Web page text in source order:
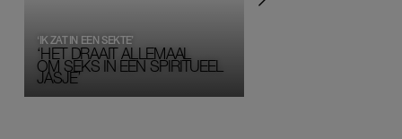
‘HET DRAAIT ALLEMAAL
OM SEKS IN EEN SPIRITUEEL
JASJE’
‘IK ZAT IN EEN SEKTE’